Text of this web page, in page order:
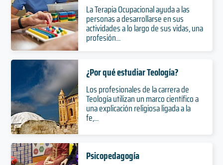
La Terapia Ocupacional ayuda a las
personas a desarrollarse en sus
actividades a lo largo de sus vidas, una
profesión...
¿Por qué estudiar Teología?
Los profesionales de la carrera de
Teología utilizan un marco científico a
una explicación religiosa ligada a la
fe,...
Psicopedagogía